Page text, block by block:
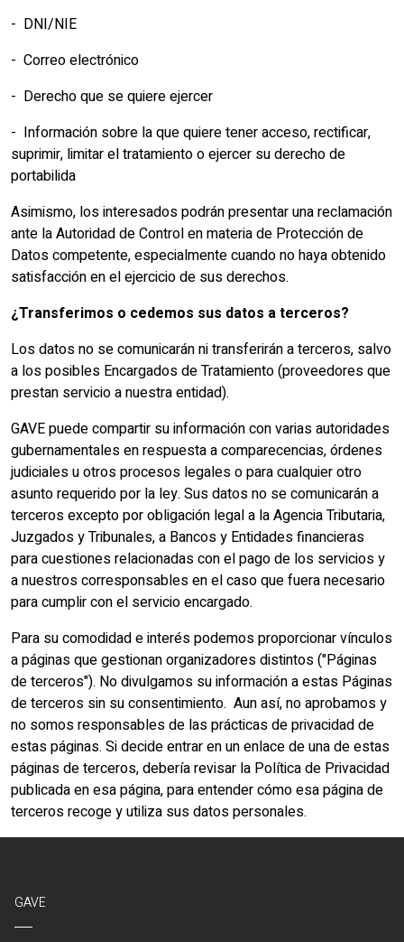
- DNI/NIE
- Correo electrónico
- Derecho que se quiere ejercer
- Información sobre la que quiere tener acceso, rectificar,
suprimir, limitar el tratamiento o ejercer su derecho de
portabilida
Asimismo, los interesados podrán presentar una reclamación
ante la Autoridad de Control en materia de Protección de
Datos competente,especialmente cuando no haya obtenido
satisfacción en el ejercicio de sus derechos.
¿Transferimos o cedemos sus datos a terceros?
Los datos no se comunicarán ni transferirán a terceros, salvo
a los posibles Encargados de Tratamiento (proveedores que
prestan servicio a nuestra entidad).
GAVEpuede compartir su información con varias autoridades
gubernamentales en respuesta a comparecencias, órdenes
judiciales u otros procesos legales o para cualquier otro
asunto requerido por la ley. Sus datos no se comunicarán a
terceros excepto por obligación legal a la Agencia Tributaria,
Juzgados y Tribunales, a Bancos y Entidades financieras
para cuestiones relacionadas con el pago de los servicios y
a nuestros corresponsables en el caso que fuera necesario
para cumplir con el servicio encargado.
Para su comodidad e interés podemos proporcionar vínculos
a páginas que gestionan organizadores distintos ("Páginas
de terceros"). No divulgamos su información a estas Páginas
de terceros sin su consentimiento. Aun así, no aprobamos y
no somos responsables de las prácticas de privacidad de
estas páginas. Si decide entrar en un enlace de una de estas
páginas de terceros, debería revisar la Política de Privacidad
publicada en esa página, para entender cómo esa página de
terceros recoge y utiliza sus datos personales.
GAVE